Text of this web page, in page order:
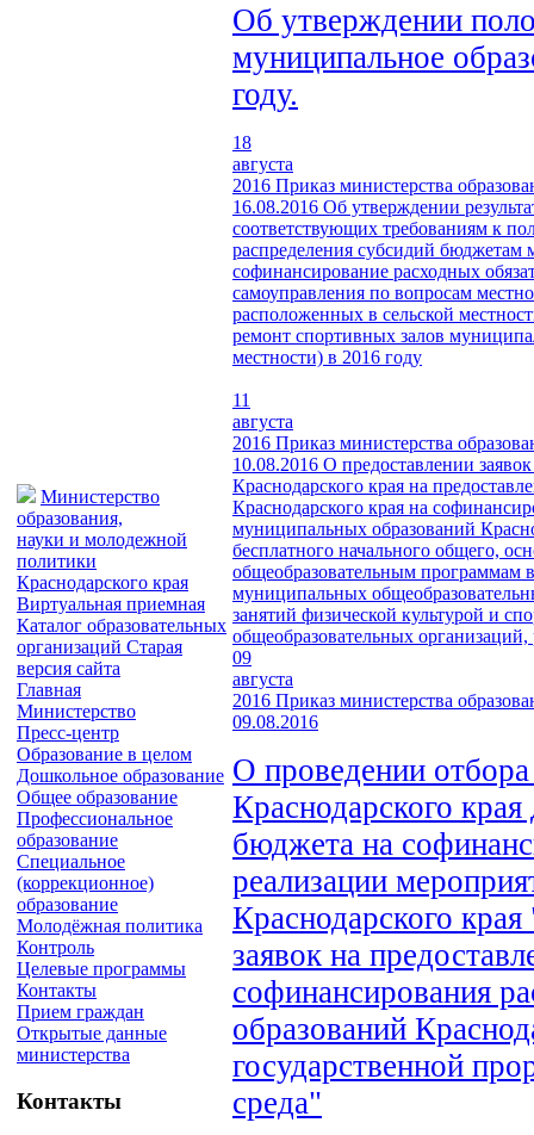
Министерство
образования,
науки и молодежной
политики
Краснодарского края
Виртуальная приемная
Каталог образовательных
организаций Старая
версия сайта
Главная
Министерство
Пресс-центр
Образование в целом
Дошкольное образование
Общее образование
Профессиональное
образование
Специальное
(коррекционное)
образование
Молодёжная политика
Контроль
Целевые программы
Контакты
Прием граждан
Открытые данные
министерства
Контакты
Об утверждении
муниципальное
году.
18
августа
2016 Приказ министерства
16.08.2016 Об утверждении
соответствующих требованиям к
распределения субсидий бюджетам
софинансирование расходных
самоуправления по вопросам
расположенных в сельской
ремонт спортивных залов
местности) в 2016 году
11
августа
2016 Приказ министерства
10.08.2016 О предоставлении
Краснодарского края на
Краснодарского края на
муниципальных образований
бесплатного начального общего,
общеобразовательным программам
муниципальных
занятий физической культурой и
общеобразовательных
09
августа
2016 Приказ министерства
09.08.2016
О проведении
Краснодарского
бюджета на
реализации
Краснодарского
заявок на
софинансирования
образований
государственной
среда"